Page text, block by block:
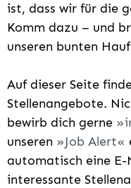
ist, dass wir für die
Komm dazu – und
unseren bunten
Auf dieser Seite
Stellenangebote.
bewirb dich gerne
unseren
Job Alert
automatisch eine E-
interessante